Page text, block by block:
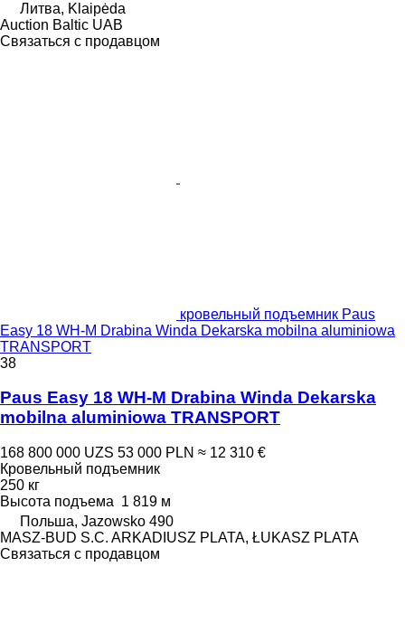
Литва, Klaipėda
Auction Baltic UAB
Связаться с продавцом
кровельный подъемник Paus
Easy 18 WH-M Drabina Winda Dekarska mobilna aluminiowa
TRANSPORT
38
Paus Easy 18 WH-M Drabina Winda Dekarska
mobilna aluminiowa TRANSPORT
168 800 000 UZS 53 000 PLN ≈ 12 310 €
Кровельный подъемник
250 кг
Высота подъема 1 819 м
Польша, Jazowsko 490
MASZ-BUD S.C. ARKADIUSZ PLATA, ŁUKASZ PLATA
Связаться с продавцом